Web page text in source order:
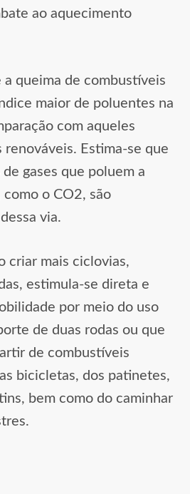
ao aquecimento
a queima de combustíveis
maior de poluentes na
com aqueles
Estima-se que
gases que poluem a
como o CO2, são
via.
criar mais ciclovias,
estimula-se direta e
por meio do uso
de duas rodas ou que
de combustíveis
bicicletas, dos patinetes,
bem como do caminhar